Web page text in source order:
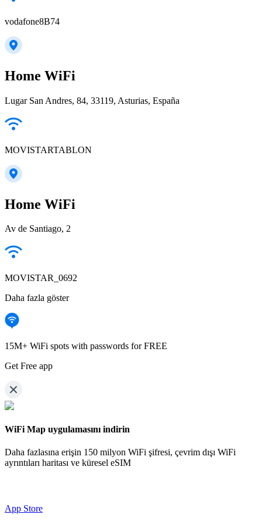
vodafone8B74
Home WiFi
Lugar San Andres, 84, 33119, Asturias, España
MOVISTARTABLON
Home WiFi
Av de Santiago, 2
MOVISTAR_0692
Daha fazla göster
15M+ WiFi spots with passwords for FREE
Get Free app
WiFi Map uygulamasını indirin
Daha fazlasına erişin 150 milyon WiFi şifresi, çevrim dışı WiFi
ayrıntıları haritası ve küresel eSIM
App Store